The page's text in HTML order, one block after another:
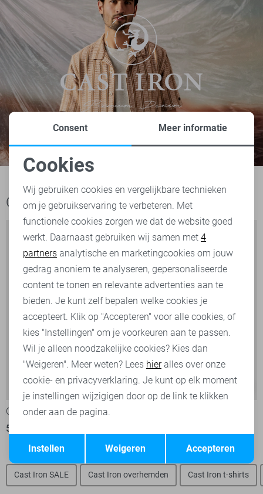
Ook het bekijken waard
-30%
Cast Iron Polo
56,00
-30%
Cast Iron SALE Cast Iron overhemden Cast Iron t-shirts
Noodzakelijke cookies
Personalisatie cookies
Analytische cookies
Marketing cookies
Terug Opslaan
Consent Meer informatie
Cookies
Wij gebruiken cookies en vergelijkbare technieken
om je gebruikservaring te verbeteren. Met
functionele cookies zorgen we dat de website goed
werkt. Daarnaast gebruiken wij samen met 4
partners analytische en marketingcookies om jouw
gedrag anoniem te analyseren, gepersonaliseerde
content te tonen en relevante advertenties aan te
bieden. Je kunt zelf bepalen welke cookies je
accepteert. Klik op "Accepteren" voor alle cookies, of
kies "Instellingen" om je voorkeuren aan te passen.
Wil je alleen noodzakelijke cookies? Kies dan
"Weigeren". Meer weten? Lees hieralles over onze
cookie- en privacyverklaring. Je kunt op elk moment
je instellingen wijzigigen door op de link te klikken
onder aan de pagina.
Accepteren
Weigeren
Instellen